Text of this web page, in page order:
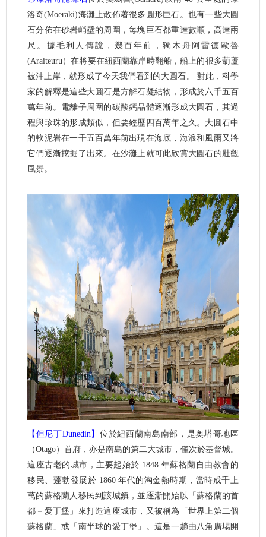
洛奇(Moeraki)海灘上散佈著很多圓形巨石。也有一些大圓
石分佈在砂岩峭壁的周圍，每塊巨石都重達數噸，高達兩
尺。據毛利人傳說，幾百年前，獨木舟阿雷德歐魯
(Araiteuru）在將要在紐西蘭靠岸時翻船，船上的很多葫蘆
被沖上岸，就形成了今天我們看到的大圓石。 對此，科學
家的解釋是這些大圓石是方解石凝結物，形成於六千五百
萬年前。電離子周圍的碳酸鈣晶體逐漸形成大圓石，其過
程與珍珠的形成類似，但要經歷四百萬年之久。大圓石中
的軟泥岩在一千五百萬年前出現在海底，海浪和風雨又將
它們逐漸挖掘了出來。在沙灘上就可此欣賞大圓石的壯觀
風景。
【但尼丁Dunedin】 位於紐西蘭南島南部，是奧塔哥地區
（Otago）首府，亦是南島的第二大城市，僅次於基督城。
這座古老的城市，主要起始於 1848 年蘇格蘭自由教會的
移民、蓬勃發展於 1860 年代的淘金熱時期，當時成千上
萬的蘇格蘭人移民到該城鎮，並逐漸開始以「蘇格蘭的首
都－愛丁堡」來打造這座城市，又被稱為「世界上第二個
蘇格蘭」或「南半球的愛丁堡」。這是一趟由八角廣場開